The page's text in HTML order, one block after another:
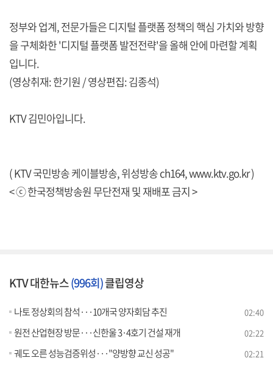
정부와 업계, 전문가들은 디지털 플랫폼 정책의 핵심 가치와 방향
을 구체화한 '디지털 플랫폼 발전전략'을 올해 안에 마련할 계획
입니다.
(영상취재: 한기원 / 영상편집: 김종석)
KTV 김민아입니다.
( KTV 국민방송 케이블방송, 위성방송 ch164,www.ktv.go.kr)
< ⓒ 한국정책방송원 무단전재 및 재배포 금지 >
KTV 대한뉴스(996회)클립영상
나토 정상회의 참석···10개국 양자회담 추진 02:40
원전 산업현장 방문···신한울 3·4호기 건설 재개 02:22
궤도 오른 성능검증위성···"양방향 교신 성공" 02:21